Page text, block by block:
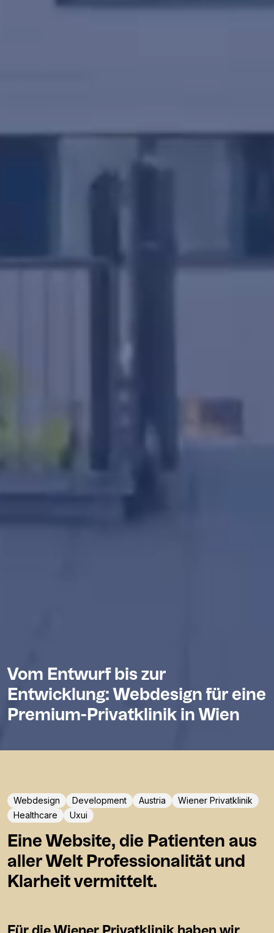
Vom Entwurf bis zur
Entwicklung: Webdesign für eine
Premium-Privatklinik in Wien
Webdesign Development Austria
Wiener Privatklinik
Healthcare
Uxui
Eine Website, die Patienten aus
aller Welt Professionalität und
Klarheit vermittelt.